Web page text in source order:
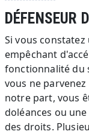
DÉFENSEUR
Si vous
empêchant
fonctionnalité du
vous ne
notre part, vous
doléances ou
des droits.